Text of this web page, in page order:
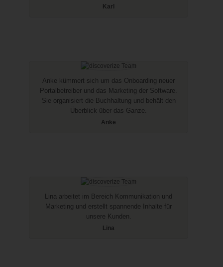
Karl
Anke kümmert sich um das Onboarding neuer
Portalbetreiber und das Marketing der Software.
Sie organisiert die Buchhaltung und behält den
Überblick über das Ganze.
Anke
Lina arbeitet im Bereich Kommunikation und
Marketing und erstellt spannende Inhalte für
unsere Kunden.
Lina